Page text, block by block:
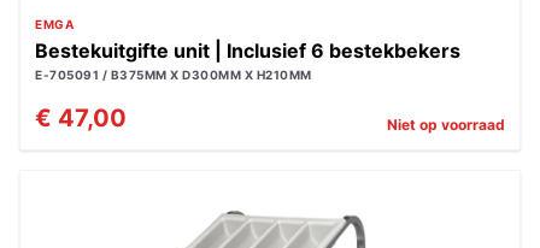
EMGA
Bestekuitgifte unit | Inclusief 6 bestekbekers
E-705091 / B375MM X D300MM X H210MM
€ 47,00 Niet op voorraad